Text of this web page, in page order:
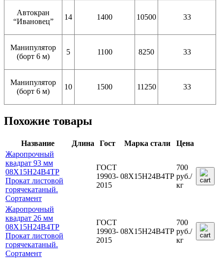
Автокран
“Ивановец”
14 1400 10500 33
Манипулятор
(борт 6 м)
5 1100 8250 33
Манипулятор
(борт 6 м)
10 1500 11250 33
Похожие товары
Название Длина Гост Марка стали
Цена
Жаропрочный
квадрат 93 мм
08Х15Н24В4ТР
Прокат листовой
горячекатаный.
Сортамент
ГОСТ
19903-
2015
08Х15Н24В4ТР
700
руб./
кг
Жаропрочный
квадрат 26 мм
08Х15Н24В4ТР
Прокат листовой
горячекатаный.
Сортамент
ГОСТ
19903-
2015
08Х15Н24В4ТР
700
руб./
кг